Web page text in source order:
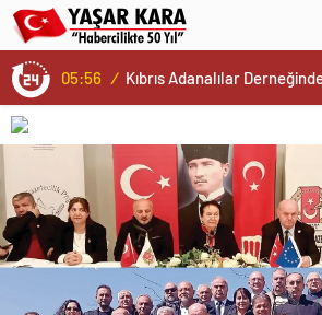
05:56 /
olduğu ÇGC Kültür ve Sosyal
gerçekleşen seminer 2 gün sürdü.
yok!”